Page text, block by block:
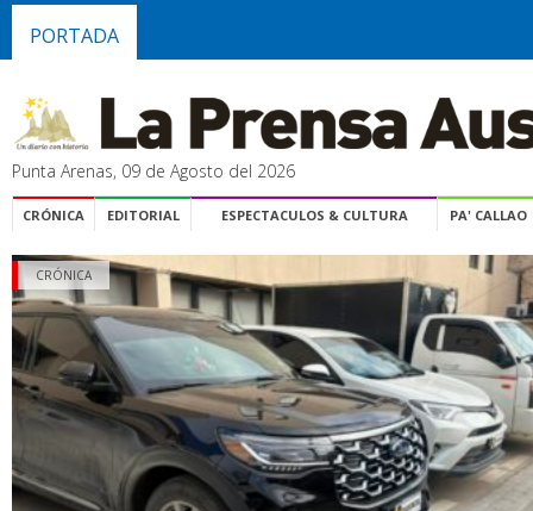
PORTADA
Punta Arenas, 09 de Agosto del 2026
CRÓNICA EDITORIAL ESPECTACULOS & CULTURA PA' CALLAO
CRÓNICA